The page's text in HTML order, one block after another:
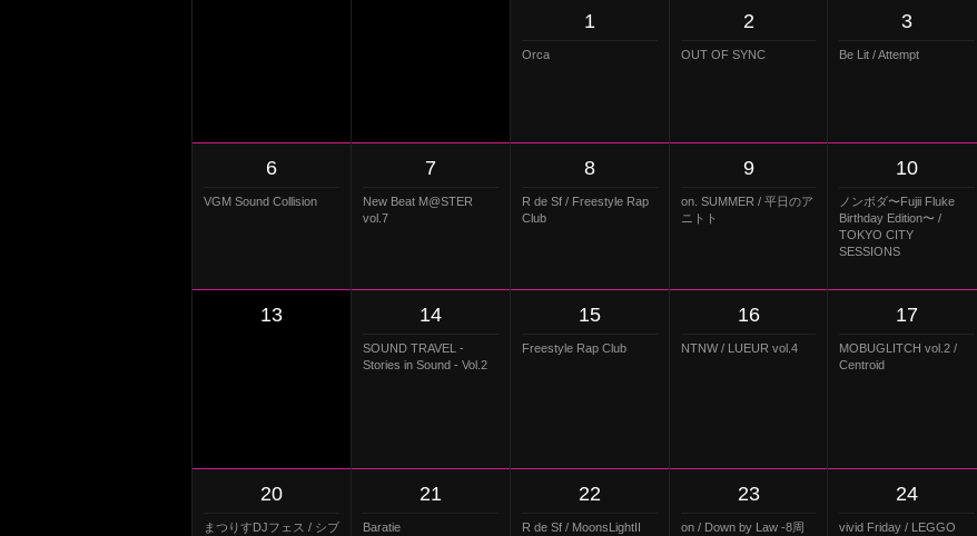
1
Orca
2
OUT OF SYNC
3
Be Lit / Attempt
6
VGM Sound Collision
7
New Beat M@STER
vol.7
8
R de Sf / Freestyle Rap
Club
9
on. SUMMER / 平日のア
ニトト
10
ノンボダ〜Fujii Fluke
Birthday Edition〜 /
TOKYO CITY
SESSIONS
13 14
SOUND TRAVEL -
Stories in Sound - Vol.2
15
Freestyle Rap Club
16
NTNW / LUEUR vol.4
17
MOBUGLITCH vol.2 /
Centroid
20
まつりすDJフェス / シブ
21
Baratie
22
R de Sf / MoonsLightII
23
on / Down by Law -8周
24
vivid Friday / LEGGO